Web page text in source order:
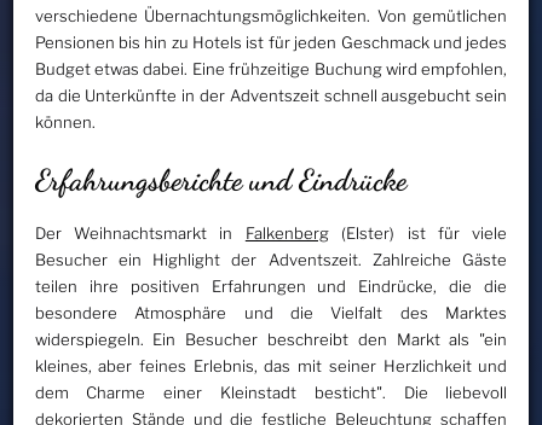
verschiedene Übernachtungsmöglichkeiten. Von gemütlichen
Pensionen bis hin zu Hotels ist für jeden Geschmack und jedes
Budget etwas dabei. Eine frühzeitige Buchung wird empfohlen,
da die Unterkünfte in der Adventszeit schnell ausgebucht sein
können.
Erfahrungsberichte und Eindrücke
Der Weihnachtsmarkt in Falkenberg(Elster) ist für viele
Besucher ein Highlight der Adventszeit. Zahlreiche Gäste
teilen ihre positiven Erfahrungen und Eindrücke, die die
besondere Atmosphäre und die Vielfalt des Marktes
widerspiegeln. Ein Besucher beschreibt den Markt als "ein
kleines, aber feines Erlebnis, das mit seiner Herzlichkeit und
dem Charme einer Kleinstadt besticht". Die liebevoll
dekorierten Stände und die festliche Beleuchtung schaffen